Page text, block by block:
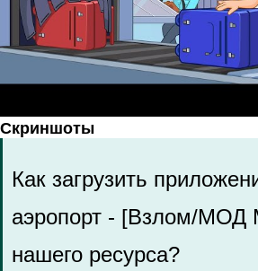
Скриншоты
Как загрузить
аэропорт - [Взлом/МОД
нашего ресурса?